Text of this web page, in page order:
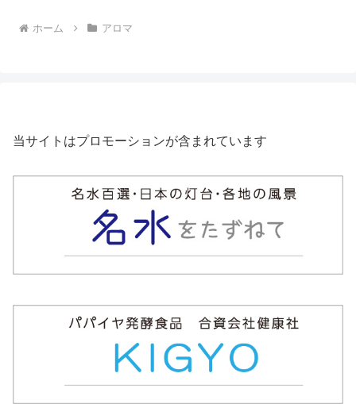
ホーム アロマ
当サイトはプロモーションが含まれています